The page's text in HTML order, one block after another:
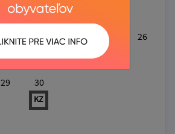
PL KZ
22 23 24 25 26
29 30
KZ